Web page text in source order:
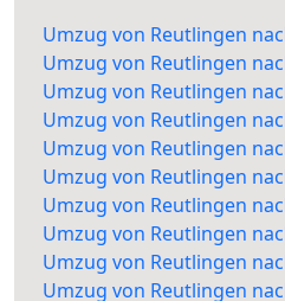
Umzug von Reutlingen
Umzug von Reutlingen
Umzug von Reutlingen
Umzug von Reutlingen
Umzug von Reutlingen
Umzug von Reutlingen
Umzug von Reutlingen
Umzug von Reutlingen
Umzug von Reutlingen
Umzug von Reutlingen